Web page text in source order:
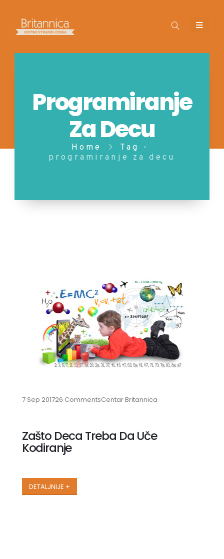
Programiranje
Za Decu
Home
Tag -
programiranje za decu
7 Sep 201726 CommentsCentar Britannica
Zašto Deca Treba Da Uče
Kodiranje
DETALJNIJE +